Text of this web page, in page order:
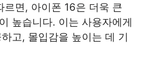
르면, 아이폰 16은 더욱 큰
높습니다. 이는 사용자에게
고, 몰입감을 높이는 데 기